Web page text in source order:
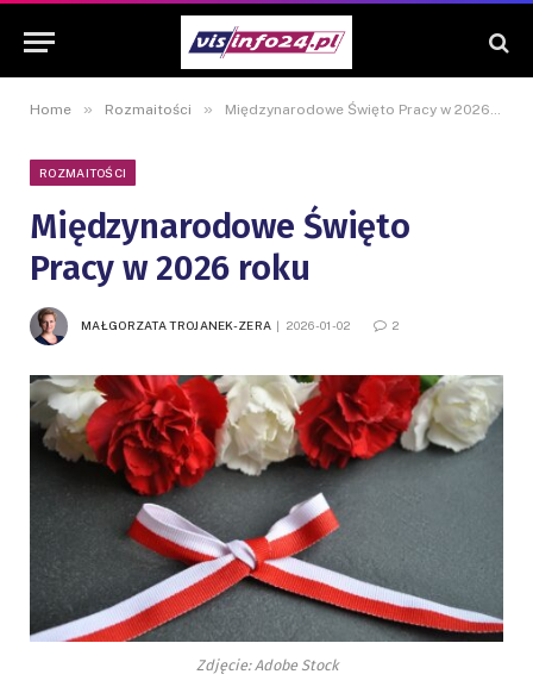
Home » Rozmaitości » Międzynarodowe Święto Pracy w 2026 roku
ROZMAITOŚCI
Międzynarodowe Święto
Pracy w 2026 roku
MAŁGORZATA TROJANEK-ZERA 2026-01-02 2
Zdjęcie: Adobe Stock